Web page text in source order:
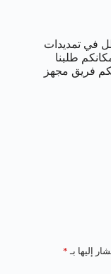
في تمديدات
طلبنا
وسنرسل لكم فريق مجهز
إليها بـ *